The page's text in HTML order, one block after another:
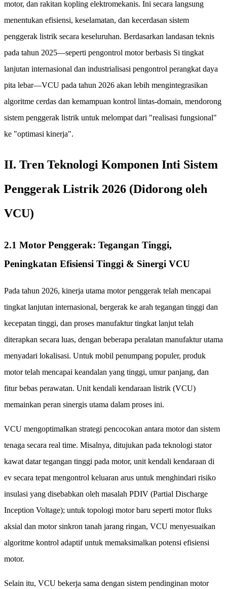
motor, dan rakitan kopling elektromekanis. Ini secara langsung
menentukan efisiensi, keselamatan, dan kecerdasan sistem
penggerak listrik secara keseluruhan. Berdasarkan landasan teknis
pada tahun 2025—seperti pengontrol motor berbasis Si tingkat
lanjutan internasional dan industrialisasi pengontrol perangkat daya
pita lebar—VCU pada tahun 2026 akan lebih mengintegrasikan
algoritme cerdas dan kemampuan kontrol lintas-domain, mendorong
sistem penggerak listrik untuk melompat dari "realisasi fungsional"
ke "optimasi kinerja".
II. Tren Teknologi Komponen Inti Sistem
Penggerak Listrik 2026 (Didorong oleh
VCU)
2.1 Motor Penggerak: Tegangan Tinggi,
Peningkatan Efisiensi Tinggi & Sinergi VCU
Pada tahun 2026, kinerja utama motor penggerak telah mencapai
tingkat lanjutan internasional, bergerak ke arah tegangan tinggi dan
kecepatan tinggi, dan proses manufaktur tingkat lanjut telah
diterapkan secara luas, dengan beberapa peralatan manufaktur utama
menyadari lokalisasi. Untuk mobil penumpang populer, produk
motor telah mencapai keandalan yang tinggi, umur panjang, dan
fitur bebas perawatan. Unit kendali kendaraan listrik (VCU)
memainkan peran sinergis utama dalam proses ini.
VCU mengoptimalkan strategi pencocokan antara motor dan sistem
tenaga secara real time. Misalnya, ditujukan pada teknologi stator
kawat datar tegangan tinggi pada motor, unit kendali kendaraan di
ev secara tepat mengontrol keluaran arus untuk menghindari risiko
insulasi yang disebabkan oleh masalah PDIV (Partial Discharge
Inception Voltage); untuk topologi motor baru seperti motor fluks
aksial dan motor sinkron tanah jarang ringan, VCU menyesuaikan
algoritme kontrol adaptif untuk memaksimalkan potensi efisiensi
motor.
Selain itu, VCU bekerja sama dengan sistem pendinginan motor